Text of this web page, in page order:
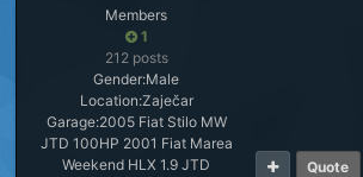
Members
1
212 posts
Gender:Male
Location:Zaječar
Garage:2005 Fiat Stilo MW
JTD 100HP 2001 Fiat Marea
Weekend HLX 1.9 JTD
Quote